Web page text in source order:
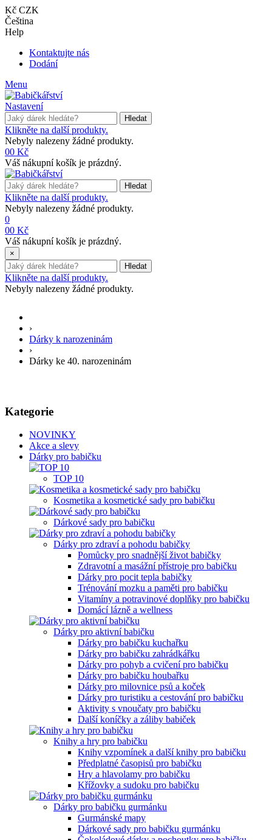
Kč CZK
Čeština
Help
Kontaktujte nás
Dodání
Menu
Nastavení
Hledat
Klikněte na další produkty.
Nebyly nalezeny žádné produkty.
00 Kč
Váš nákupní košík je prázdný.
Hledat
Klikněte na další produkty.
Nebyly nalezeny žádné produkty.
0
00 Kč
Váš nákupní košík je prázdný.
×
Hledat
Klikněte na další produkty.
Nebyly nalezeny žádné produkty.
›
Dárky k narozeninám
›
Dárky ke 40. narozeninám
Kategorie
NOVINKY
Akce a slevy
Dárky pro babičku
TOP 10
Kosmetika a kosmetické sady pro babičku
Dárkové sady pro babičku
Dárky pro zdraví a pohodu babičky
Pomůcky pro snadnější život babičky
Zdravotní a masážní přístroje pro babičku
Dárky pro pocit tepla babičky
Trénování mozku a paměti pro babičku
Vitamíny a potravinové doplňky pro babičku
Domácí lázně a wellness
Dárky pro aktivní babičku
Dárky pro babičku kuchařku
Dárky pro babičku zahrádkářku
Dárky pro pohyb a cvičení pro babičku
Dárky pro babičku houbařku
Dárky pro milovnice psů a koček
Dárky pro turistiku a cestování pro babičku
Aktivity s vnoučaty pro babičku
Další koníčky a záliby babiček
Knihy a hry pro babičku
Knihy vzpomínek a další knihy pro babičku
Předplatné časopisů pro babičku
Hry a hlavolamy pro babičku
Křížovky a sudoku pro babičku
Dárky pro babičku gurmánku
Gurmánské mapy
Dárkové sady pro babičku gurmánku